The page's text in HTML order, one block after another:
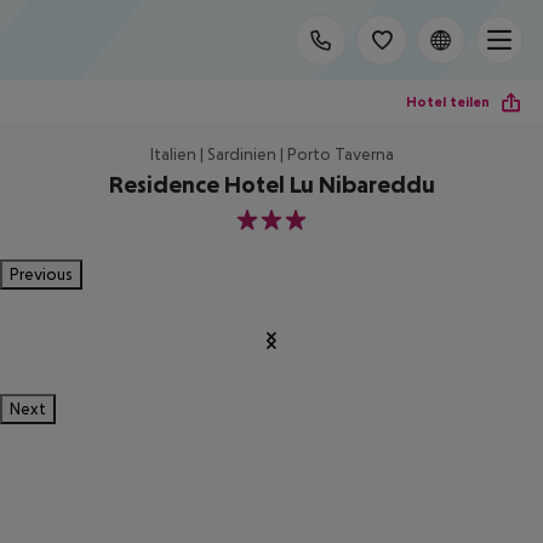
Hotel teilen
Italien | Sardinien | Porto Taverna
Residence Hotel Lu Nibareddu
3
Previous
Next